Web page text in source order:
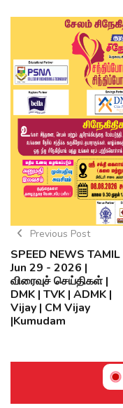
Previous Post
SPEED NEWS TAMIL
Jun 29 - 2026 |
விரைவுச் செய்திகள் |
DMK | TVK | ADMK |
Vijay | CM Vijay
|Kumudam